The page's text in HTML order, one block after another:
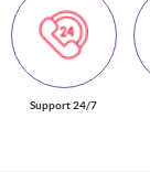
Support 24/7